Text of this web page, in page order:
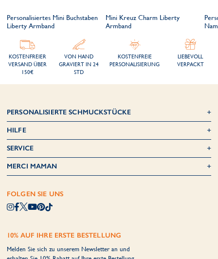
Personalisiertes Mini Buchstaben
Liberty Armband
Mini Kreuz Charm Liberty
Armband
KOSTENFREIER
VERSAND ÜBER
150€
VON HAND
GRAVIERT IN 24
STD
KOSTENFREIE
PERSONALISIERUNG
LIEBEVOLL
VERPACKT
PERSONALISIERTE SCHMUCKSTÜCKE
HILFE
SERVICE
MERCI MAMAN
FOLGEN SIE UNS
10% AUF IHRE ERSTE BESTELLUNG
Melden Sie sich zu unserem Newsletter an und